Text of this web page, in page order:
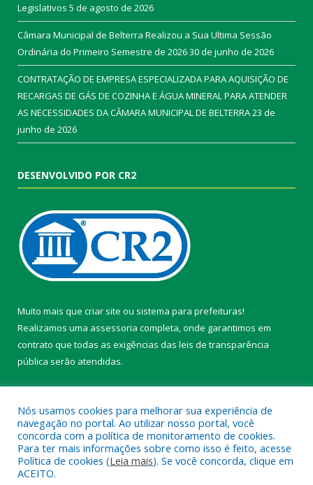
Legislativos 5 de agosto de 2026
Câmara Municipal de Belterra Realizou a Sua Ultima Sessão
Ordinária do Primeiro Semestre de 202630 de junho de 2026
CONTRATAÇÃO DE EMPRESA ESPECIALIZADA PARA AQUISIÇÃO DE
RECARGAS DE GÁS DE COZINHA E ÁGUA MINERAL PARA ATENDER
AS NECESSIDADES DA CÂMARA MUNICIPAL DE BELTERRA23 de
junho de 2026
DESENVOLVIDO POR CR2
Muito mais que criar site ou sistema para prefeituras!
Realizamos uma assessoria completa, onde garantimos em
contrato que todas as exigências das leis de transparência
pública serão atendidas.
Todos os direitos reservados a Câmara Municipal de Belterra.
Nós usamos cookies para melhorar sua experiência de
navegação no portal. Ao utilizar nosso portal, você
concorda com a política de monitoramento de cookies.
Para ter mais informações sobre como isso é feito, acesse
Política de cookies (Leia mais). Se você concorda, clique em
ACEITO.